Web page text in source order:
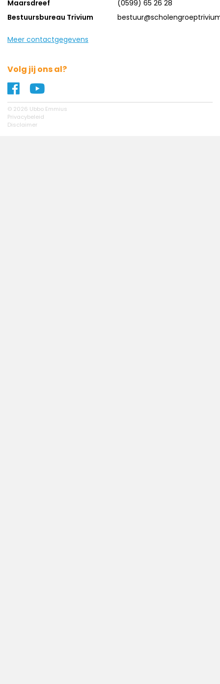
Maarsdreef
(0599) 65 26 28
Bestuursbureau Trivium
Meer contactgegevens
Volg jij ons al?
Naar ons Facebook profiel
© 2026 Ubbo Emmius
Privacybeleid
Disclaimer